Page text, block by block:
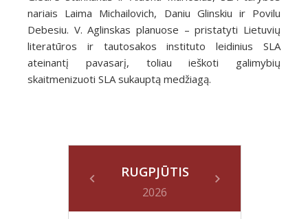
nariais Laima Michailovich, Daniu Glinskiu ir Povilu
Debesiu. V. Aglinskas planuose – pristatyti Lietuvių
literatūros ir tautosakos instituto leidinius SLA
ateinantį pavasarį, toliau ieškoti galimybių
skaitmenizuoti SLA sukauptą medžiagą.
RUGPJŪTIS
2026